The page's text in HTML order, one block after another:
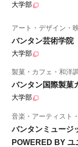
大学部
アート・デザイン・
バンタン芸術学院
大学部
製菓・カフェ・和洋
バンタン国際製菓
大学部
音楽・アーティスト
バンタンミュージ
POWERED BY ユ